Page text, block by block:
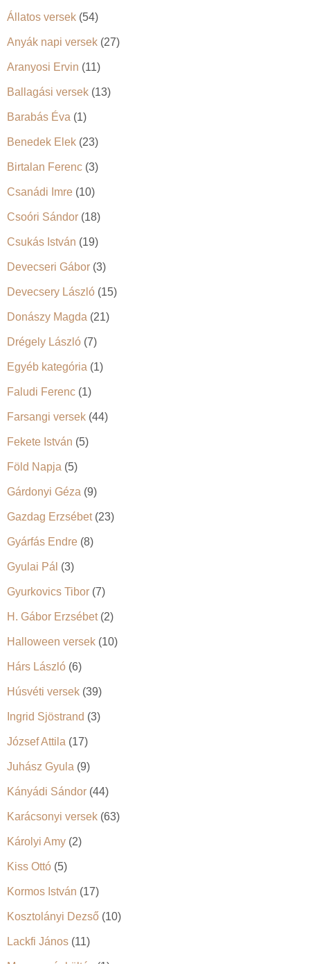
Állatos versek (54)
Anyák napi versek (27)
Aranyosi Ervin (11)
Ballagási versek (13)
Barabás Éva (1)
Benedek Elek (23)
Birtalan Ferenc (3)
Csanádi Imre (10)
Csoóri Sándor (18)
Csukás István (19)
Devecseri Gábor (3)
Devecsery László (15)
Donászy Magda (21)
Drégely László (7)
Egyéb kategória (1)
Faludi Ferenc (1)
Farsangi versek (44)
Fekete István (5)
Föld Napja (5)
Gárdonyi Géza (9)
Gazdag Erzsébet(23)
Gyárfás Endre (8)
Gyulai Pál (3)
Gyurkovics Tibor (7)
H. Gábor Erzsébet(2)
Halloween versek (10)
Hárs László (6)
Húsvéti versek (39)
Ingrid Sjöstrand (3)
József Attila (17)
Juhász Gyula (9)
Kányádi Sándor (44)
Karácsonyi versek (63)
Károlyi Amy (2)
Kiss Ottó (5)
Kormos István (17)
Kosztolányi Dezső (10)
Lackfi János (11)